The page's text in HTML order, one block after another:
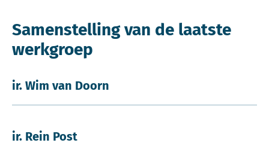
Samenstelling van de laatste
werkgroep
ir. Wim van Doorn
ir. Rein Post